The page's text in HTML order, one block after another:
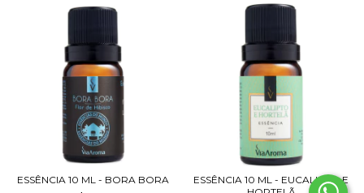
ESSÊNCIA 10 ML - BORA BORA
ESSÊNCIA 10 ML - EUCALIPTO E